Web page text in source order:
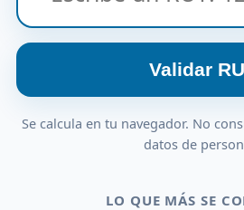
Validar
Se calcula en tu navegador. No
datos de
LO QUE MÁS SE